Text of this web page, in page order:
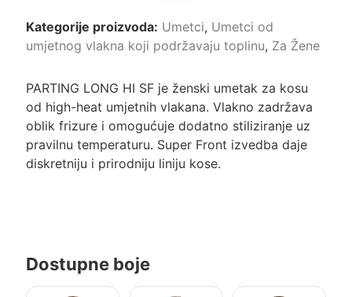
Kategorije proizvoda: Umetci, Umetci od
umjetnog vlakna koji podržavaju toplinu, Za Žene
PARTING LONG HI SF je ženski umetak za kosu
od high-heat umjetnih vlakana. Vlakno zadržava
oblik frizure i omogućuje dodatno stiliziranje uz
pravilnu temperaturu. Super Front izvedba daje
diskretniju i prirodniju liniju kose.
Dostupne boje